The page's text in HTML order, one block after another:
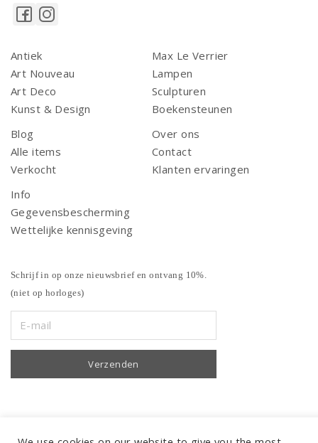
Antiek
Art Nouveau
Art Deco
Kunst & Design
Max Le Verrier
Lampen
Sculpturen
Boekensteunen
Blog
Alle items
Verkocht
Over ons
Contact
Klanten ervaringen
Info
Gegevensbescherming
Wettelijke kennisgeving
Schrijf in op onze nieuwsbrief en ontvang 10%.
(niet op horloges)